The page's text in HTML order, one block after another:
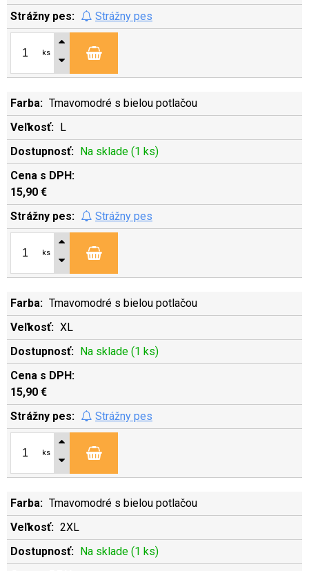
Strážny pes
ks
Tmavomodré s bielou potlačou
L
Na sklade (1 ks)
15,90 €
Strážny pes
ks
Tmavomodré s bielou potlačou
XL
Na sklade (1 ks)
15,90 €
Strážny pes
ks
Tmavomodré s bielou potlačou
2XL
Na sklade (1 ks)